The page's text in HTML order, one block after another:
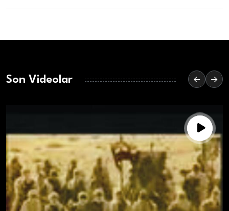
Son Videolar